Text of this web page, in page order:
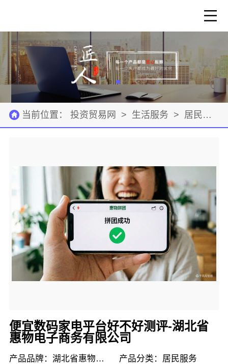
当前位置： 投资贸易网 > 生活服务 > 居民服务
便宜数码家电平台好不好测评-湖北省
惠物电子商务有限公司
产品品牌：湖北省惠物电子商务有限公司
产品分类：居民服务